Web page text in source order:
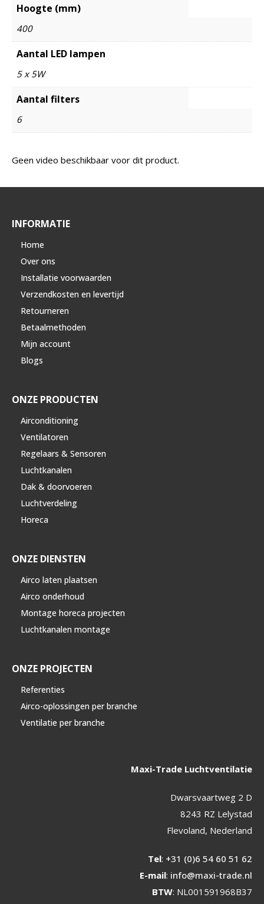
Hoogte (mm)
400
Aantal LED lampen
5 x 5W
Aantal filters
6
Geen video beschikbaar voor dit product.
INFORMATIE
Home
Over ons
Installatie voorwaarden
Verzendkosten en levertijd
Retourneren
Betaalmethoden
Mijn account
Blogs
ONZE PRODUCTEN
Airconditioning
Ventilatoren
Regelaars & Sensoren
Luchtkanalen
Dak & doorvoeren
Luchtverdeling
Horeca
ONZE DIENSTEN
Airco laten plaatsen
Airco onderhoud
Montage horeca projecten
Luchtkanalen montage
ONZE PROJECTEN
Referenties
Airco-oplossingen per branche
Ventilatie per branche
Maxi-Trade Luchtventilatie
Dwarsvaartweg 2 D
8243 RZ Lelystad
Flevoland, Nederland
Tel: +31 (0)6 54 60 51 62
E-mail: info@maxi-trade.nl
BTW: NL001591968B37